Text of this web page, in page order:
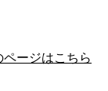
ージはこちら